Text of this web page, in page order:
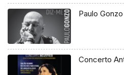
Paulo
Concerto